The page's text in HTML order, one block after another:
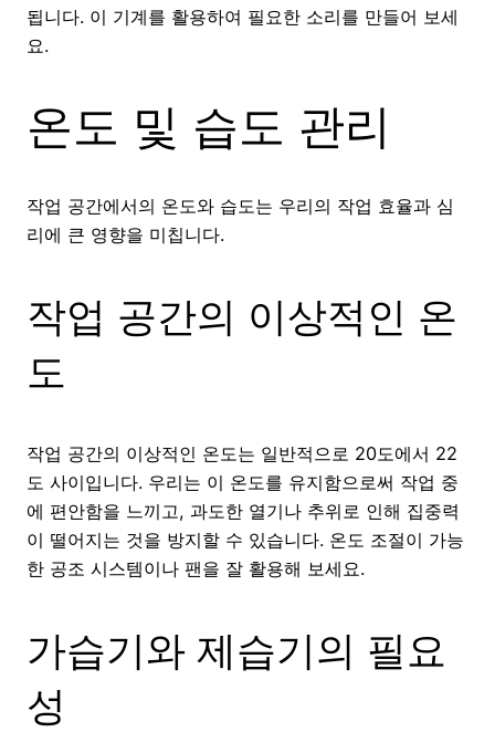
됩니다. 이 기계를 활용하여 필요한 소리를 만들어 보세
요.
온도 및 습도 관리
작업 공간에서의 온도와 습도는 우리의 작업 효율과 심
리에 큰 영향을 미칩니다.
작업 공간의 이상적인 온
도
작업 공간의 이상적인 온도는 일반적으로 20도에서 22
도 사이입니다. 우리는 이 온도를 유지함으로써 작업 중
에 편안함을 느끼고, 과도한 열기나 추위로 인해 집중력
이 떨어지는 것을 방지할 수 있습니다. 온도 조절이 가능
한 공조 시스템이나 팬을 잘 활용해 보세요.
가습기와 제습기의 필요
성